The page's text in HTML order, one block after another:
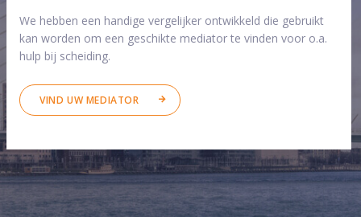
We hebben een handige vergelijker ontwikkeld die gebruikt
kan worden om een geschikte mediator te vinden voor o.a.
hulp bij scheiding.
VIND UW MEDIATOR